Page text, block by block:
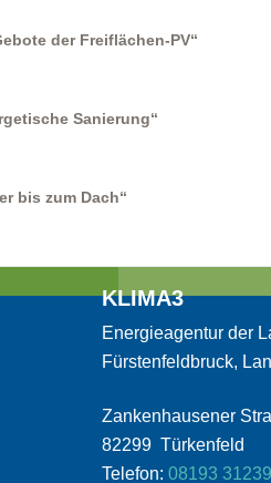
der Freiflächen-PV“
Sanierung“
bis zum Dach“
KLIMA3
Energieagentur der
Fürstenfeldbruck,
Zankenhausener
82299 Türkenfeld
Telefon: 08193